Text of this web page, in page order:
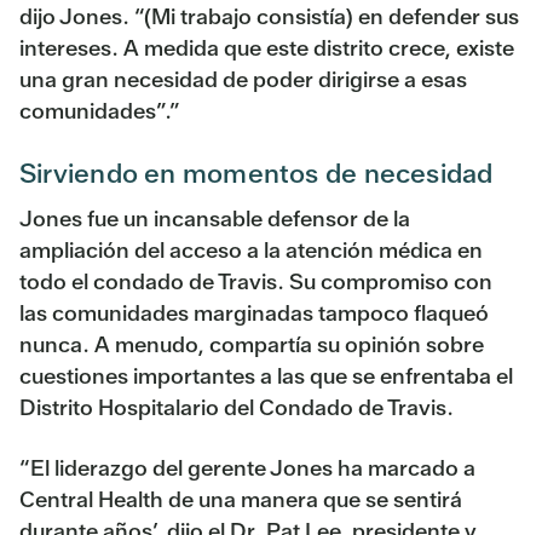
dijo Jones. “(Mi trabajo consistía) en defender sus
intereses. A medida que este distrito crece, existe
una gran necesidad de poder dirigirse a esas
comunidades”.”
Sirviendo en momentos de necesidad
Jones fue un incansable defensor de la
ampliación del acceso a la atención médica en
todo el condado de Travis. Su compromiso con
las comunidades marginadas tampoco flaqueó
nunca. A menudo, compartía su opinión sobre
cuestiones importantes a las que se enfrentaba el
Distrito Hospitalario del Condado de Travis.
“El liderazgo del gerente Jones ha marcado a
Central Health de una manera que se sentirá